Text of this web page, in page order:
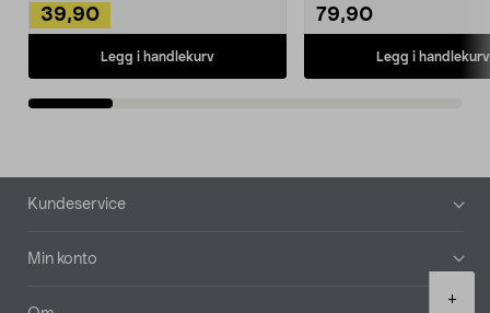
+
39,90
Legg i handlekurv
79,90
Legg i handlekurv
Bunntekst
Kundeservice
Min konto